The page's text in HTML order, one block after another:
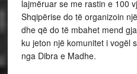
lajmëruar se me rastin e 100
Shqipërise do të organizoin
dhe që do të mbahet mend
ku jeton një komunitet i vogël
nga Dibra e Madhe.